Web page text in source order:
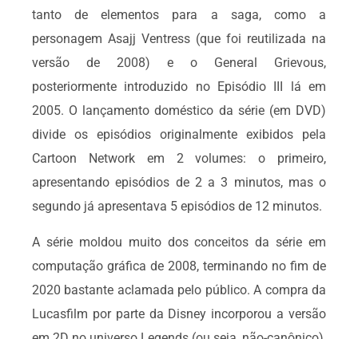
tanto de elementos para a saga, como a
personagem Asajj Ventress (que foi reutilizada na
versão de 2008) e o General Grievous,
posteriormente introduzido no Episódio III lá em
2005. O lançamento doméstico da série (em DVD)
divide os episódios originalmente exibidos pela
Cartoon Network em 2 volumes: o primeiro,
apresentando episódios de 2 a 3 minutos, mas o
segundo já apresentava 5 episódios de 12 minutos.
A série moldou muito dos conceitos da série em
computação gráfica de 2008, terminando no fim de
2020 bastante aclamada pelo público. A compra da
Lucasfilm por parte da Disney incorporou a versão